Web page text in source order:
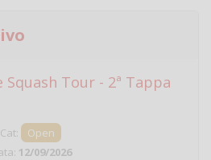
Tour - 2ª Tappa
Cat:
Open
12/09/2026